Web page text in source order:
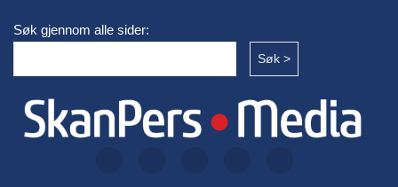
Søk gjennom alle sider: